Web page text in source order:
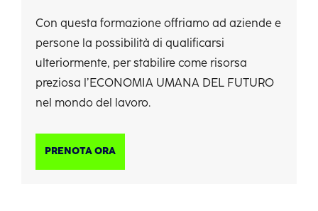
Con questa formazione offriamo ad aziende e
persone la possibilità di qualificarsi
ulteriormente, per stabilire come risorsa
preziosa l’ECONOMIA UMANA DEL FUTURO
nel mondo del lavoro.
PRENOTA ORA